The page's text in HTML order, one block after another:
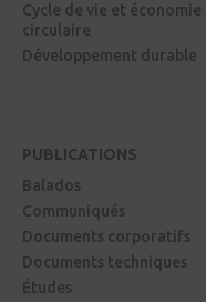
Cycle de vie et économie
circulaire
Développement durable
PUBLICATIONS
Balados
Communiqués
Documents corporatifs
Documents techniques
Études